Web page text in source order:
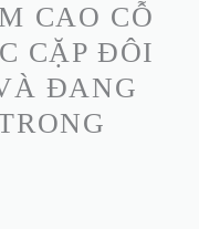
CAO CỖ
CẶP ĐÔI
ĐANG